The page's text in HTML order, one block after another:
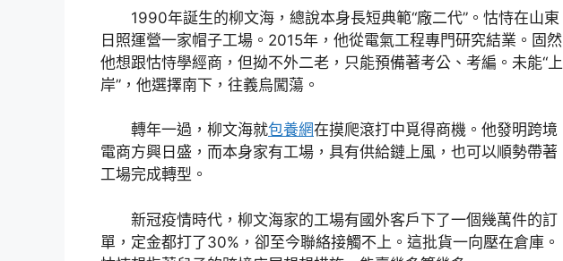
1990年誕生的柳文海，總說本身長短典範“廠二代”。怙恃在山東
日照運營一家帽子工場。2015年，他從電氣工程專門研究結業。固然
他想跟怙恃學經商，但拗不外二老，只能預備著考公、考編。未能“上
岸”，他選擇南下，往義烏闖蕩。
轉年一過，柳文海就包養網在摸爬滾打中覓得商機。他發明跨境
電商方興日盛，而本身家有工場，具有供給鏈上風，也可以順勢帶著
工場完成轉型。
新冠疫情時代，柳文海家的工場有國外客戶下了一個幾萬件的訂
單，定金都打了30%，卻至今聯絡接觸不上。這批貨一向壓在倉庫。